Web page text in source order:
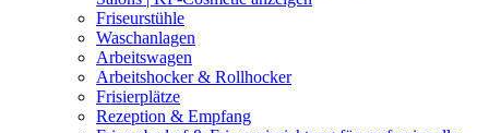
Friseurstühle
Waschanlagen
Arbeitswagen
Arbeitshocker & Rollhocker
Frisierplätze
Rezeption & Empfang